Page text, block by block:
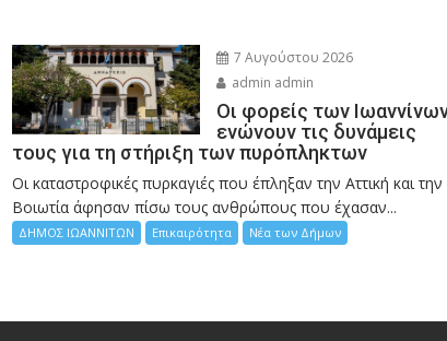
7 Αυγούστου 2026
admin admin
Οι φορείς των
ενώνουν τις δυνάμεις
τους για τη στήριξη των πυρόπληκτων
Οι καταστροφικές πυρκαγιές που έπληξαν την Αττική και την
Bοιωτία άφησαν πίσω τους ανθρώπους που έχασαν...
ΔΗΜΟΣ ΙΩΑΝΝΙΤΩΝ Επικαιρότητα Νέα των Δήμων